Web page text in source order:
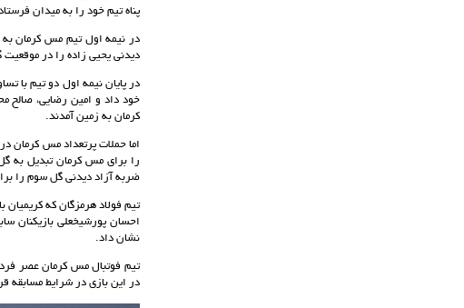
پناه تیم خود را به میدان
در نیمه اول تیم مس کرمان به
دیدنی یحیی زاده را در
در پایان نیمه اول دو تیم با
خود داد و امین رضایی، صالح
کرمان به زمین آمدند.
اما حملات پرتعداد مس کرمان
را برای مس کرمان تبدیل به
ضربه آزاد دیدنی گل سوم را برای تیم خود ثبت
تیم فولاد هرمزگان که کریمیان
احسان پورشیخعلی بازیکنان
نشان داد.
تیم فوتبال مس کرمان عصر
در این بازی در شرایط مسابقه